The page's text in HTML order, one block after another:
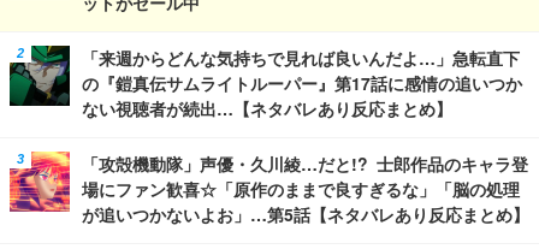
「来週からどんな気持ちで見れば良いんだよ…」急転直下
の『鎧真伝サムライトルーパー』第17話に感情の追いつか
ない視聴者が続出…【ネタバレあり反応まとめ】
「攻殻機動隊」声優・久川綾…だと!? 士郎作品のキャラ登
場にファン歓喜☆「原作のままで良すぎるな」「脳の処理
が追いつかないよお」…第5話【ネタバレあり反応まとめ】